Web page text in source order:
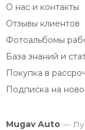
О нас и контакты
Отзывы клиентов
Фотоальбомы
База знаний и
Покупка в
Подписка на
Mugav Auto —